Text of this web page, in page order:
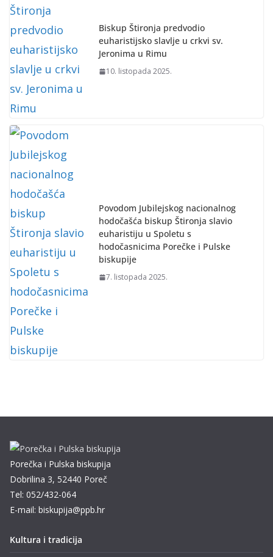
Biskup Štironja predvodio
euharistijsko slavlje u crkvi sv.
Jeronima u Rimu
10. listopada 2025.
Povodom Jubilejskog nacionalnog
hodočašća biskup Štironja slavio
euharistiju u Spoletu s
hodočasnicima Porečke i Pulske
biskupije
7. listopada 2025.
Porečka i Pulska biskupija
Dobrilina 3, 52440 Poreč
Tel: 052/432-064
E-mail: biskupija@ppb.hr
Kultura i tradicija